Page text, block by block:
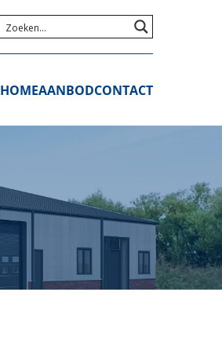
HOMEAANBODCONTACT